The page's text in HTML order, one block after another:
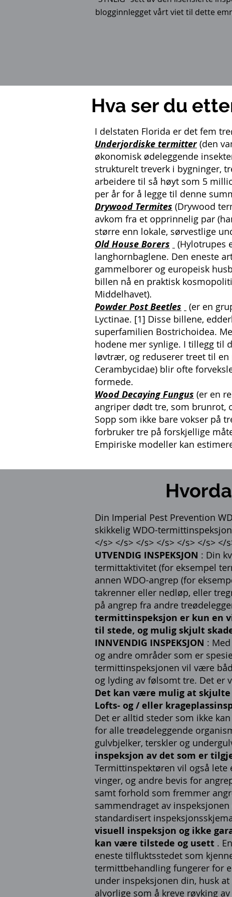
blogginnlegget vårt viet til dette
Hva ser du
I delstaten Florida er det fem
Underjordiske termitter(den
økonomisk ødeleggende
strukturelt treverk i bygninger,
arbeidere til så høyt som 5
per år for å legge til denne
Drywood Termites (Drywood
avkom fra et opprinnelig par
større enn lokale, sørvestlige
Old House Borers
(Hylotrupes
langhornbaglene. Den eneste
gammelborer og europeisk
billen nå en praktisk
Middelhavet).
Powder Post Beetles
(er en
Lyctinae. [1] Disse billene,
superfamilien Bostrichoidea.
hodene mer synlige. I tillegg til
løvtrær, og reduserer treet til en
Cerambycidae) blir ofte
formede.
Wood Decaying Fungus (er en
angriper dødt tre, som brunrot,
Sopp som ikke bare vokser på
forbruker tre på forskjellige
Empiriske modeller kan
Din Imperial Pest Prevention
skikkelig WDO-
</s> </s> </s> </s> </s> </s> </
UTVENDIG INSPEKSJON : Din
termittaktivitet (for eksempel
annen WDO-angrep (for
takrenner eller nedløp, eller
på angrep fra andre
termittinspeksjon er kun en
til stede, og mulig skjult
INNVENDIG INSPEKSJON :
og andre områder som er
termittinspeksjonen vil være
og lyding av følsomt tre. Det er
Det kan være mulig at
Lofts- og / eller
Det er alltid steder som ikke
for alle treødeleggende
gulvbjelker, terskler og
inspeksjon av det som er
Termittinspektøren vil også
vinger, og andre bevis for
samt forhold som fremmer
sammendraget av
standardisert
visuell inspeksjon og ikke
kan være tilstede og usett .
eneste tilfluktsstedet som
termittbehandling fungerer for
under inspeksjonen din, husk
alvorlige som å kreve røyking